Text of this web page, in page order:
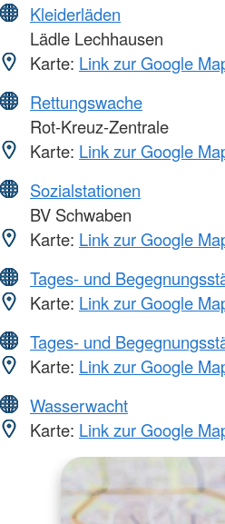
Kleiderläden
Lädle Lechhausen
Karte: Link zur Google
Rettungswache
Rot-Kreuz-Zentrale
Karte: Link zur Google
Sozialstationen
BV Schwaben
Karte: Link zur Google
Tages- und
Karte: Link zur Google
Tages- und
Karte: Link zur Google
Wasserwacht
Karte: Link zur Google